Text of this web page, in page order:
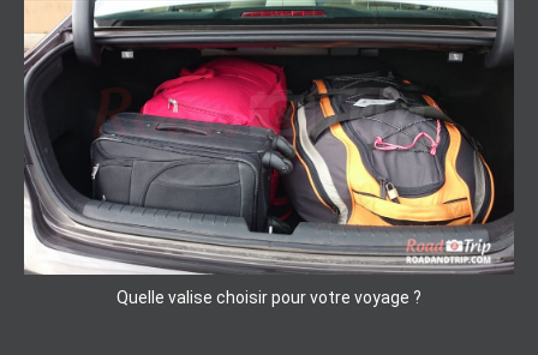
Quelle valise choisir pour votre voyage ?